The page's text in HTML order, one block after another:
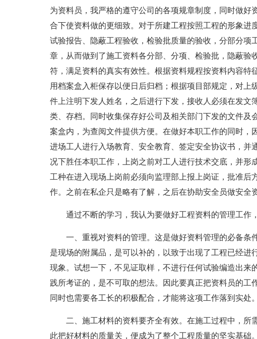
为资料员，我严格的遵守公司的各项规章制度，同时做好
合下使资料做的更细致。对于所建工程按照工程的形象进
试验报告、隐蔽工程验收，检验批质量的验收，分部分项
章，从而做到了施工资料各分部、分项、检验批，隐蔽验
符，满足资料的真实有效性。根据资料规程按资料内容特
用档案盒入柜保存以便日后归档；根据项目部规定，对上
件上注明下发人姓名，之后进行下发，接收人必须在发文
类、存档。同时收集保存好公司及相关部门下发的文件及
案盒内，为查阅文件提供方便。在做好本职工作的同时，
进场工人进行入场教育、安全教育、签定安全协议书，并
况下胜任本职工作，上岗之前对工人进行技术交底，并形
工种在进入现场上岗前必须向监理部上报上岗证，批准后
作。之前在私企只是略有了解，之后在协助安全员做安全
通过不断的学习，我认为要做好工程资料的管理工作
一、重视对资料的管理。这是做好资料管理的必备条
是现场的附属品，是可以补的，以致于出现了工程已经进
现象。试想一下，不见证取样，不进行任何试验编造出来
践所考证的，是不可取的想法。因此要真正把资料员的工
同时也需要各工长的积极配合，才能将这项工作落到实处。
二、施工材料的资料要齐全有效。在施工过程中，所
此把好材料的质量关，便成为了整个工程质量的坚实基础